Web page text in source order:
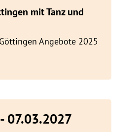
mit Tanz und
Angebote 2025
07.03.2027